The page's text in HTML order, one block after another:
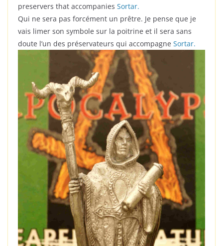
preservers that accompanies Sortar.
Qui ne sera pas forcément un prêtre. Je pense que je
vais limer son symbole sur la poitrine et il sera sans
doute l’un des préservateurs qui accompagne Sortar.